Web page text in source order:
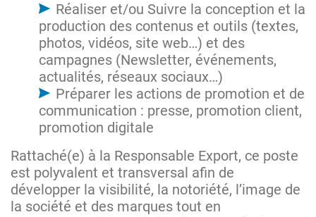
Réaliser et/ou Suivre la conception et la
production des contenus et outils (textes,
photos, vidéos, site web…) et des
campagnes (Newsletter, événements,
actualités, réseaux sociaux…)
Préparer les actions de promotion et de
communication : presse, promotion client,
promotion digitale
Rattaché(e) à la Responsable Export, ce poste
est polyvalent et transversal afin de
développer la visibilité, la notoriété, l’image de
la société et des marques tout en